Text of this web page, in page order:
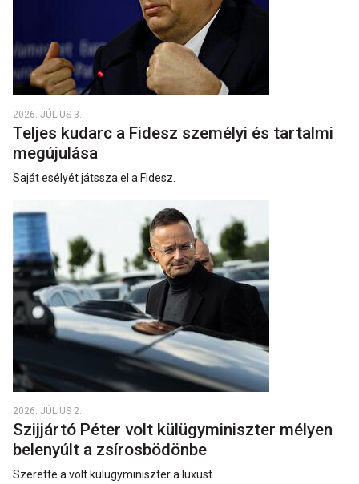
2026. JÚLIUS 3.
Teljes kudarc a Fidesz személyi és tartalmi
megújulása
Saját esélyét játssza el a Fidesz.
2026. JÚLIUS 2.
Szijjártó Péter volt külügyminiszter mélyen
belenyúlt a zsírosbödönbe
Szerette a volt külügyminiszter a luxust.